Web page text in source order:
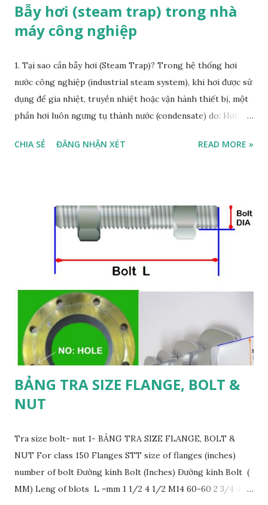
Bẫy hơi (steam trap) trong nhà
máy công nghiệp
1. Tại sao cần bẫy hơi (Steam Trap)? Trong hệ thống hơi
nước công nghiệp (industrial steam system), khi hơi được sử
dụng để gia nhiệt, truyền nhiệt hoặc vận hành thiết bị, một
phần hơi luôn ngưng tụ thành nước (condensate) do: Hơi
thiết bị. Sự xâm nhập của không khí và khí không ngưng tụ
búa nước (water hammer) gây nứt vỡ ống, hỏng thiết bị. Ăn
mòn cục bộ do kết hợp với oxy, CO₂. Rò rỉ hơi (live steam
gián đoạn sản xuất. Bẫy hơi (steam trap) là thiết bị tự động
vệ thiết bị và đảm bảo hiệu suất nhiệt toàn hệ thống. 2. Định
nghĩa và Vai trò của Bẫy Hơi Theo tiêu chuẩn ISO 6704:1982,
steam tra...
CHIA SẺ ĐĂNG NHẬN XÉT READ MORE »
BẢNG TRA SIZE FLANGE, BOLT &
NUT
Tra size bolt- nut 1- BẢNG TRA SIZE FLANGE, BOLT &
NUT For class 150 Flanges STT size of flanges (inches)
number of bolt Đường kính Bolt (Inches) Đường kính Bolt (
MM) Leng of blots L =mm 1 1/2 4 1/2 M14 60-60 2 3/4 4